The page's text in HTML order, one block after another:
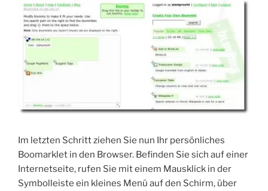
Im letzten Schritt ziehen Sie nun Ihr persönliches
Boomarklet in den Browser. Befinden Sie sich auf einer
Internetseite, rufen Sie mit einem Mausklick in der
Symbolleiste ein kleines Menü auf den Schirm, über